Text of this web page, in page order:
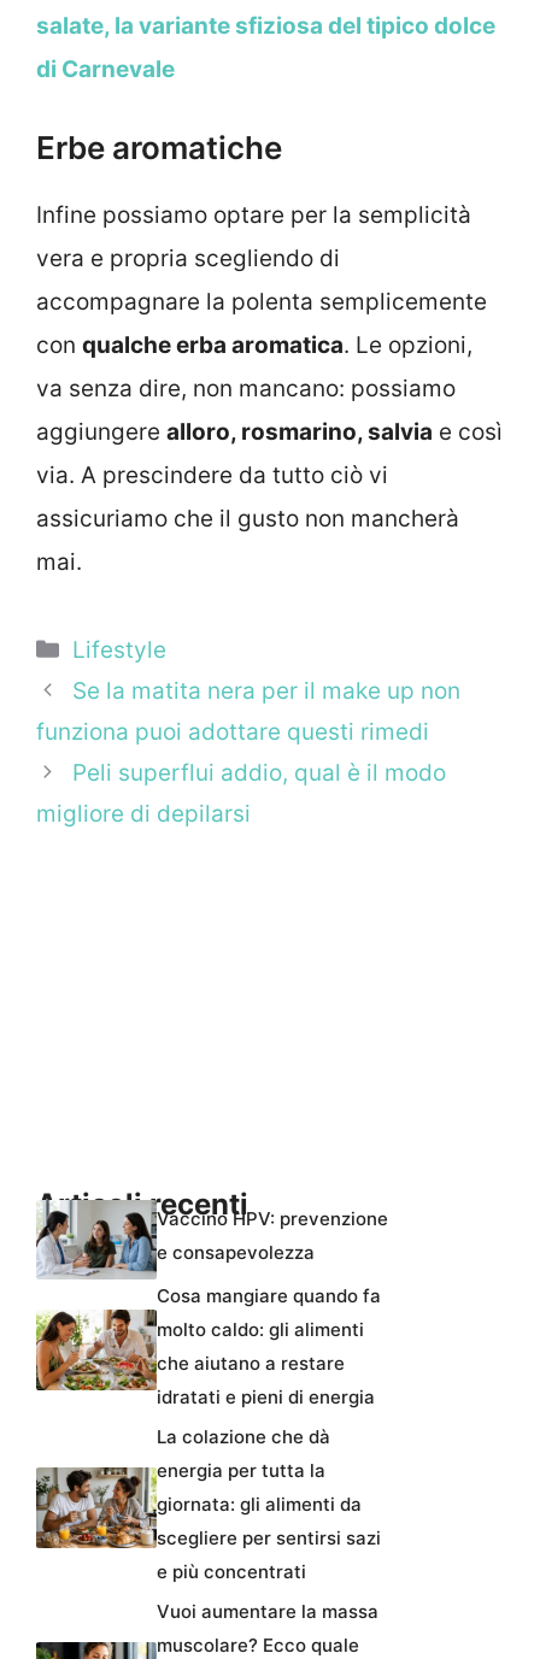
salate, la variante sfiziosa del tipico dolce
di Carnevale
Erbe aromatiche
Infine possiamo optare per la semplicità
vera e propria scegliendo di
accompagnare la polenta semplicemente
con qualche erba aromatica. Le opzioni,
va senza dire, non mancano: possiamo
aggiungere alloro, rosmarino, salvia e così
via. A prescindere da tutto ciò vi
assicuriamo che il gusto non mancherà
mai.
Categorie
Lifestyle
Se la matita nera per il make up non
funziona puoi adottare questi rimedi
Peli superflui addio, qual è il modo
migliore di depilarsi
Articoli recentiVaccino HPV: prevenzione
e consapevolezza
Cosa mangiare quando fa
molto caldo: gli alimenti
che aiutano a restare
idratati e pieni di energia
La colazione che dà
energia per tutta la
giornata: gli alimenti da
scegliere per sentirsi sazi
e più concentrati
Vuoi aumentare la massa
muscolare? Ecco quale